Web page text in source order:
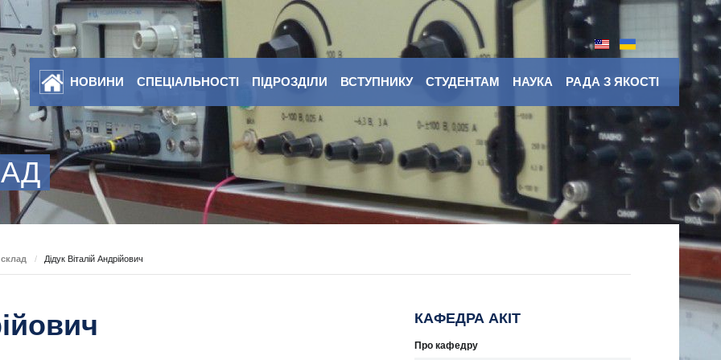
НОВИНИ СПЕЦІАЛЬНОСТІ ПІДРОЗДІЛИ ВСТУПНИКУ СТУДЕНТАМ НАУКА РАДА З ЯКОСТІ
/ Дідук Віталій Андрійович
КАФЕДРА АКІТ
Про кафедру